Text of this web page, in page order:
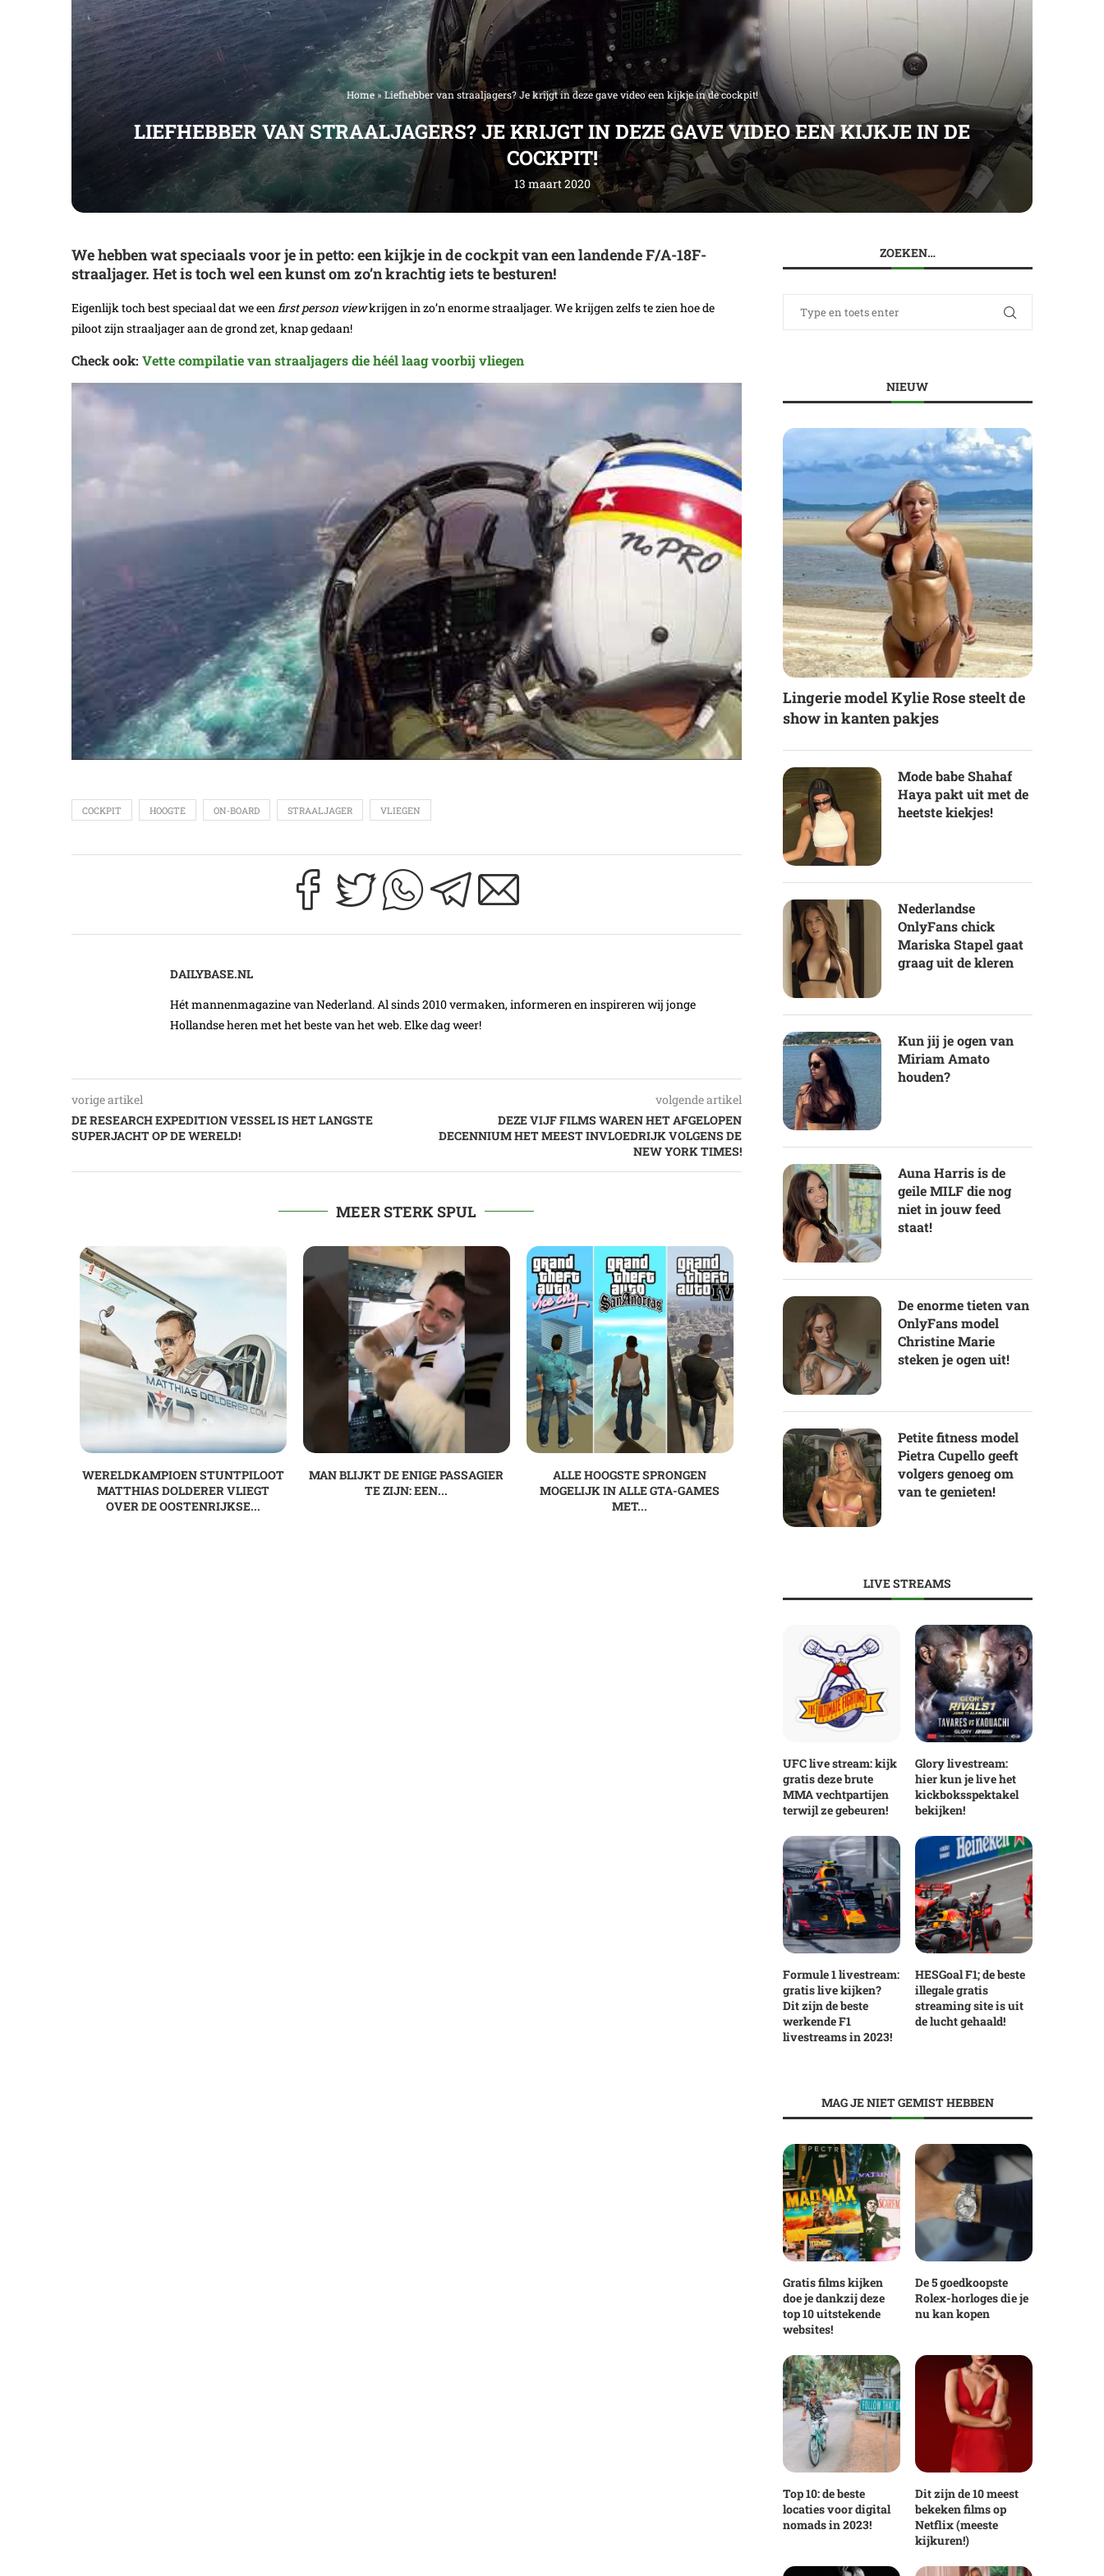
Home»Liefhebber van straaljagers? Je krijgt in deze gave video een kijkje in de cockpit!
LIEFHEBBER VAN STRAALJAGERS? JE KRIJGT IN DEZE GAVE VIDEO EEN KIJKJE IN DE
COCKPIT!
13 maart 2020
We hebben wat speciaals voor je in petto: een kijkje in de cockpit van een landende F/A-18F-
straaljager. Het is toch wel een kunst om zo’n krachtig iets te besturen!
Eigenlijk toch best speciaal dat we eenfirst person viewkrijgen in zo’n enorme straaljager. We krijgen zelfs te zien hoe de
piloot zijn straaljager aan de grond zet, knap gedaan!
Check ook: Vette compilatie van straaljagers die héél laag voorbij vliegen
COCKPIT HOOGTE ON-BOARD STRAALJAGER VLIEGEN
DAILYBASE.NL
Hét mannenmagazine van Nederland. Al sinds 2010 vermaken, informeren en inspireren wij jonge
Hollandse heren met het beste van het web. Elke dag weer!
vorige artikel
DE RESEARCH EXPEDITION VESSEL IS HET LANGSTE
SUPERJACHT OP DE WERELD!
volgende artikel
DEZE VIJF FILMS WAREN HET AFGELOPEN
DECENNIUM HET MEEST INVLOEDRIJK VOLGENS DE
NEW YORK TIMES!
MEER STERK SPUL
WERELDKAMPIOEN STUNTPILOOT
MATTHIAS DOLDERER VLIEGT
OVER DE OOSTENRIJKSE...
MAN BLIJKT DE ENIGE PASSAGIER
TE ZIJN: EEN...
ALLE HOOGSTE SPRONGEN
MOGELIJK IN ALLE GTA-GAMES
MET...
ZOEKEN…
NIEUW
Lingerie model Kylie Rose steelt de
show in kanten pakjes
Mode babe Shahaf
Haya pakt uit met de
heetste kiekjes!
Nederlandse
OnlyFans chick
Mariska Stapel gaat
graag uit de kleren
Kun jij je ogen van
Miriam Amato
houden?
Auna Harris is de
geile MILF die nog
niet in jouw feed
staat!
De enorme tieten van
OnlyFans model
Christine Marie
steken je ogen uit!
Petite fitness model
Pietra Cupello geeft
volgers genoeg om
van te genieten!
LIVE STREAMS
UFC live stream: kijk
gratis deze brute
MMA vechtpartijen
terwijl ze gebeuren!
Glory livestream:
hier kun je live het
kickboksspektakel
bekijken!
Formule 1 livestream:
gratis live kijken?
Dit zijn de beste
werkende F1
livestreams in 2023!
HESGoal F1; de beste
illegale gratis
streaming site is uit
de lucht gehaald!
MAG JE NIET GEMIST HEBBEN
Gratis films kijken
doe je dankzij deze
top 10 uitstekende
websites!
De 5 goedkoopste
Rolex-horloges die je
nu kan kopen
Top 10: de beste
locaties voor digital
nomads in 2023!
Dit zijn de 10 meest
bekeken films op
Netflix (meeste
kijkuren!)